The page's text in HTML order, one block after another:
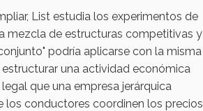
List estudia los experimentos de
mezcla de estructuras competitivas y
podría aplicarse con la misma
una actividad económica
que una empresa jerárquica
los conductores coordinen los precios